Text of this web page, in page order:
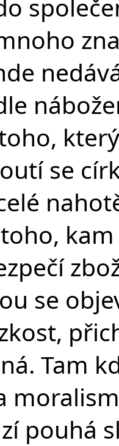
se
se
Tam
pouhá